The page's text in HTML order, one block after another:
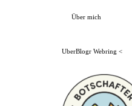
Über mich
UberBlogr Webring <